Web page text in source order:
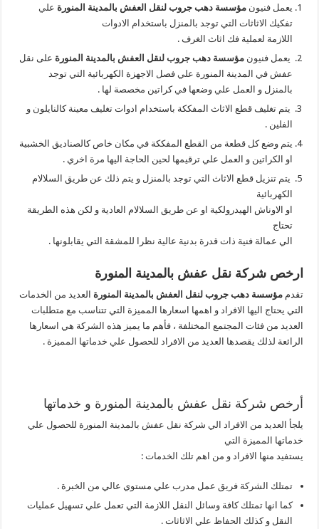
يعمل فنيونمؤسسة دهب جروب لنقل العفش بالمدينة المنورة علي
تفكيك الاثاثات التي توجد بالمنزل باستخدام الادوات
اللازمة لعملية فك اثاث الغرف .
يعمل فنيونمؤسسة دهب جروب لنقل العفش بالمدينة المنورة على نقل
عفش في المدينة المنورة علي فصل الاجهزة الكهربائية التي توجد
بالمنزل و العمل علي وضعها في كراتين مخصصة لها .
يتم تغليف قطع الاثاث المفككة باستخدام ادوات تغليف معينة كالنايلون و
الفلين .
يتم وضع كل قطعة من القطع المفككة في مكان خاص كالصناديق الخشبية
او الكراتين و العمل علي ترقيمها لحين الحاجة اليها مرة اخري .
يتم تنزيل قطع الاثاث التي توجد بالمنزل و يتم ذلك عن طريق السلالام
الكهربائية
او الاوناش الهيدرولكية او عن طريق السلالام العادية و لكن هذه الطريقة
تحتاج
الي عمالة فنية ذات قدرة بدنية عالية نظرا للمشقة التي يقابلونها .
ارخص شركة نقل عفش بالمدينة المنورة
تقدممؤسسة دهب جروب لنقل العفش بالمدينة المنورة العديد من الخدمات
التي يحتاج اليها الافراد و اهمها اسعارها المميزة التي تتناسب مع متطلبات
العديد من فئات المجتمع المختلفة ، فأهم ما يميز هذه الشركة هي اسعارها
الرائعة لذلك يقصدها العديد من الافراد للحصول علي خدماتها المميزة .
أرخص شركة نقل عفش بالمدينة المنورة و خدماتها
يلجأ العديد من الافراد الي شركة نقل عفش بالمدينة المنورة للحصول علي
خدماتها المميزة التي
يستفيد منها الافراد و من اهم تلك الخدمات :
تمتلك الشركة فريق عمل مدرب علي مستوي عالي من الخبرة .
كما انها تمتلك كافة وسائل النقل اللازمة التي تعمل علي تسهيل عمليات
النقل و كذلك الحفاظ علي الاثاثات .